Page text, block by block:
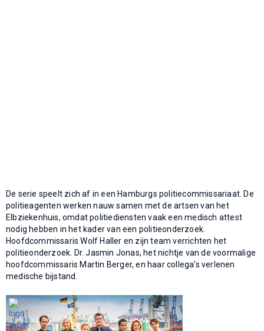
De serie speelt zich af in een Hamburgs politiecommissariaat. De
politieagenten werken nauw samen met de artsen van het
Elbziekenhuis, omdat politiediensten vaak een medisch attest
nodig hebben in het kader van een politieonderzoek.
Hoofdcommissaris Wolf Haller en zijn team verrichten het
politieonderzoek. Dr. Jasmin Jonas, het nichtje van de voormalige
hoofdcommissaris Martin Berger, en haar collega's verlenen
medische bijstand.